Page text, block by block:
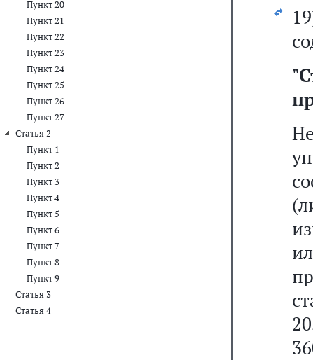
Пункт 20
Пункт 21
Пункт 22
Пункт 23
Пункт 24
Пункт 25
Пункт 26
Пункт 27
Статья 2
Пункт 1
Пункт 2
Пункт 3
Пункт 4
Пункт 5
Пункт 6
Пункт 7
Пункт 8
Пункт 9
Статья 3
Статья 4
"